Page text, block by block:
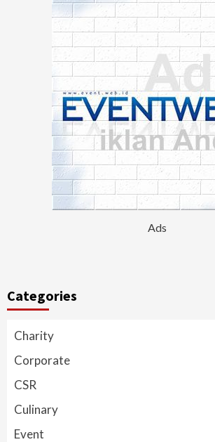
Ads
Categories
Charity
Corporate
CSR
Culinary
Event